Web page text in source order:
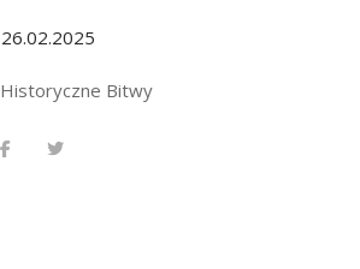
26.02.2025
Historyczne Bitwy